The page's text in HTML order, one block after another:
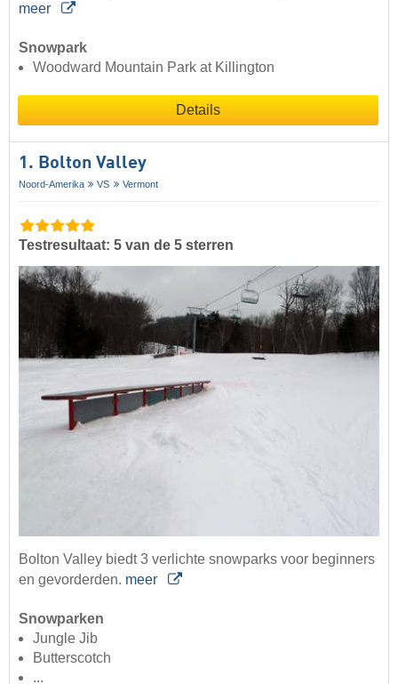
meer
Snowpark
Woodward Mountain Park at Killington
Details
1. Bolton Valley
Noord-Amerika VS Vermont
Testresultaat: 5 van de 5 sterren
Bolton Valley biedt 3 verlichte snowparks voor beginners
en gevorderden. meer
Snowparken
Jungle Jib
Butterscotch
...